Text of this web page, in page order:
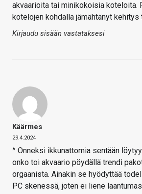
akvaarioita tai minikokoisia koteloita.
kotelojen kohdalla jämähtänyt kehitys
Kirjaudu sisään vastataksesi
Käärmes
29.4.2024
^ Onneksi ikkunattomia sentään
onko toi akvaario pöydällä trendi
orgaanista. Ainakin se hyödyttää
PC skenessä, joten ei liene